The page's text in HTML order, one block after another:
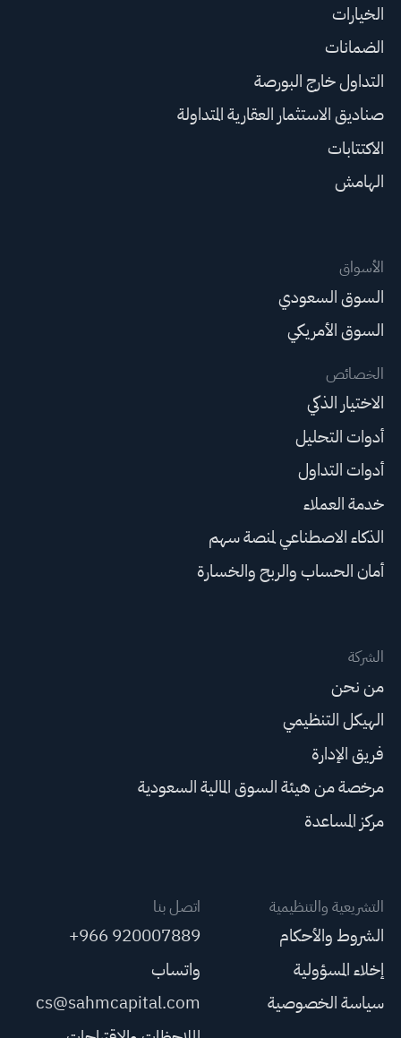
الخيارات
الضمانات
التداول خارج البورصة
صناديق الاستثمار العقارية المتداولة
الاكتتابات
الهامش
الأسواق
السوق السعودي
السوق الأمريكي
الخصائص
الاختيار الذكي
أدوات التحليل
أدوات التداول
خدمة العملاء
الذكاء الاصطناعي لمنصة سهم
أمان الحساب والربح والخسارة
الشركة
من نحن
الهيكل التنظيمي
فريق الإدارة
مرخصة من هيئة السوق المالية السعودية
مركز المساعدة
التشريعية والتنظيمية
الشروط والأحكام
إخلاء المسؤولية
سياسة الخصوصية
اتصل بنا
+966 920007889
واتساب
cs@sahmcapital.com